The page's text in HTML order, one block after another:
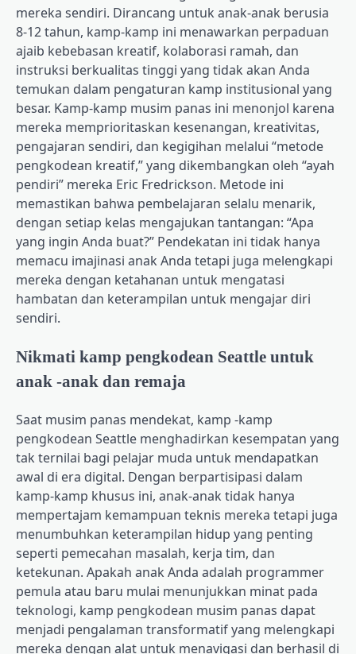
mereka sendiri. Dirancang untuk anak-anak berusia
8-12 tahun, kamp-kamp ini menawarkan perpaduan
ajaib kebebasan kreatif, kolaborasi ramah, dan
instruksi berkualitas tinggi yang tidak akan Anda
temukan dalam pengaturan kamp institusional yang
besar. Kamp-kamp musim panas ini menonjol karena
mereka memprioritaskan kesenangan, kreativitas,
pengajaran sendiri, dan kegigihan melalui “metode
pengkodean kreatif,” yang dikembangkan oleh “ayah
pendiri” mereka Eric Fredrickson. Metode ini
memastikan bahwa pembelajaran selalu menarik,
dengan setiap kelas mengajukan tantangan: “Apa
yang ingin Anda buat?” Pendekatan ini tidak hanya
memacu imajinasi anak Anda tetapi juga melengkapi
mereka dengan ketahanan untuk mengatasi
hambatan dan keterampilan untuk mengajar diri
sendiri.
Nikmati kamp pengkodean Seattle untuk
anak -anak dan remaja
Saat musim panas mendekat, kamp -kamp
pengkodean Seattle menghadirkan kesempatan yang
tak ternilai bagi pelajar muda untuk mendapatkan
awal di era digital. Dengan berpartisipasi dalam
kamp-kamp khusus ini, anak-anak tidak hanya
mempertajam kemampuan teknis mereka tetapi juga
menumbuhkan keterampilan hidup yang penting
seperti pemecahan masalah, kerja tim, dan
ketekunan. Apakah anak Anda adalah programmer
pemula atau baru mulai menunjukkan minat pada
teknologi, kamp pengkodean musim panas dapat
menjadi pengalaman transformatif yang melengkapi
mereka dengan alat untuk menavigasi dan berhasil di